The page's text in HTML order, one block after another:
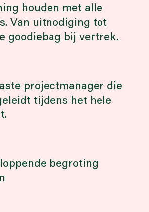
houden met alle
Van uitnodiging tot
goodiebag bij vertrek.
projectmanager die
tijdens het hele
begroting